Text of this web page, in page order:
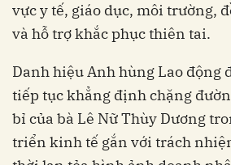
vực y tế, giáo dục, môi trường,
và hỗ trợ khắc phục thiên tai.
Danh hiệu Anh hùng Lao động
tiếp tục khẳng định chặng
bỉ của bà Lê Nữ Thùy Dương
triển kinh tế gắn với trách